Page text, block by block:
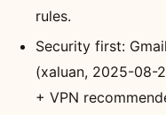
rules.
Security first:
(xaluan, 2025-
+ VPN